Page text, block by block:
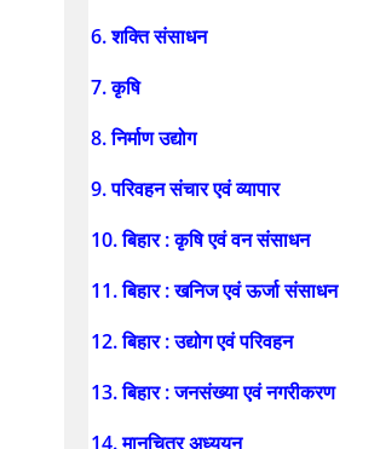
6. शक्ति संसाधन
7. कृषि
8. निर्माण उद्योग
9. परिवहन संचार एवं व्यापार
10. बिहार : कृषि एवं वन संसाधन
11. बिहार : खनिज एवं ऊर्जा संसाधन
12. बिहार : उद्योग एवं परिवहन
13. बिहार : जनसंख्या एवं नगरीकरण
14. मानचित्र अध्ययन